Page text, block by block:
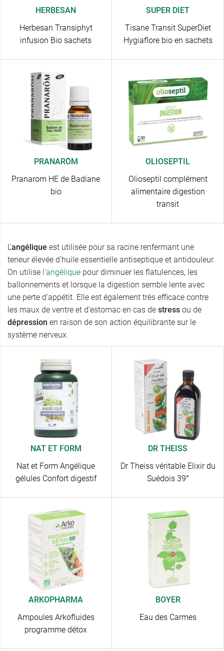
HERBESAN
Herbesan Transiphyt
infusion Bio sachets
SUPER DIET
Tisane Transit SuperDiet
Hygiaflore bio en sachets
PRANARÔM
Pranarom HE de Badiane
bio
OLIOSEPTIL
Olioseptil complément
alimentaire digestion
transit
L'angélique est utilisée pour sa racine renfermant une
teneur élevée d'huile essentielle antiseptique et antidouleur.
On utilise l'angélique pour diminuer les flatulences, les
ballonnements et lorsque la digestion semble lente avec
une perte d'appétit. Elle est également très efficace contre
les maux de ventre et d'estomac en cas de stress ou de
dépression en raison de son action équilibrante sur le
système nerveux.
NAT ET FORM
Nat et Form Angélique
gélules Confort digestif
DR THEISS
Dr Theiss véritable Elixir du
Suédois 39°
ARKOPHARMA
Ampoules Arkofluides
programme détox
BOYER
Eau des Carmes